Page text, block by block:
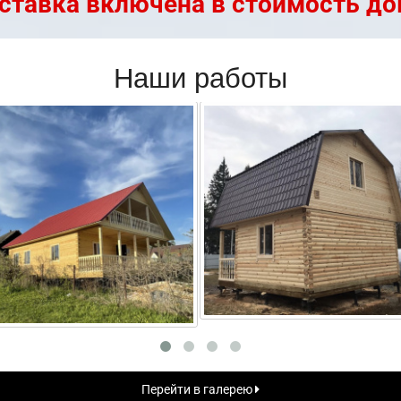
Наши работы
Перейти в галерею